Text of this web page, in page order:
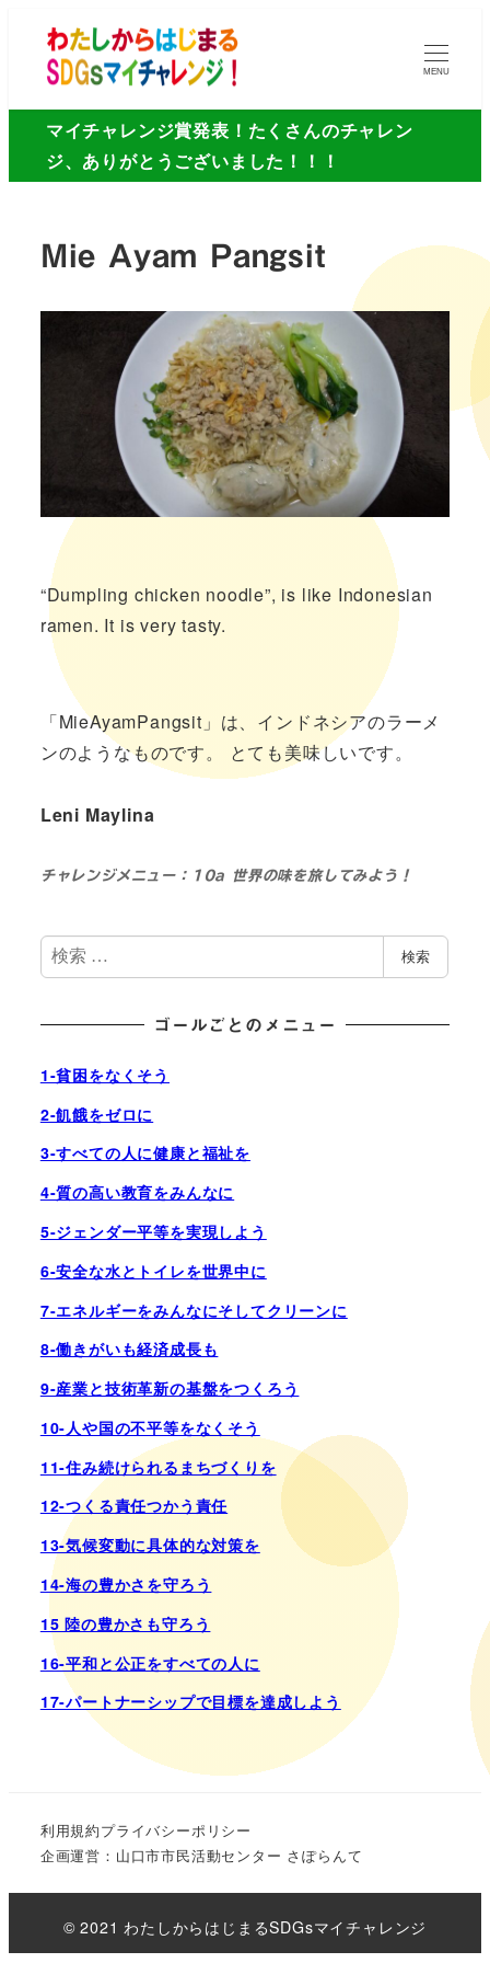
MENU
マイチャレンジ賞発表！たくさんのチャレン
ジ、ありがとうございました！！！
Mie Ayam Pangsit
“Dumpling chicken noodle”, is like Indonesian
ramen. It is very tasty.
「MieAyamPangsit」は、インドネシアのラーメ
ンのようなものです。
とても美味しいです。
Leni Maylina
チャレンジメニュー：10a 世界の味を旅してみよう！
検
索
検索
ゴールごとのメニュー
1-貧困をなくそう
2-飢餓をゼロに
3-すべての人に健康と福祉を
4-質の高い教育をみんなに
5-ジェンダー平等を実現しよう
6-安全な水とトイレを世界中に
7-エネルギーをみんなにそしてクリーンに
8-働きがいも経済成長も
9-産業と技術革新の基盤をつくろう
10-人や国の不平等をなくそう
11-住み続けられるまちづくりを
12-つくる責任つかう責任
13-気候変動に具体的な対策を
14-海の豊かさを守ろう
15 陸の豊かさも守ろう
16-平和と公正をすべての人に
17-パートナーシップで目標を達成しよう
利用規約プライバシーポリシー
企画運営：山口市市民活動センター さぽらんて
© 2021 わたしからはじまるSDGsマイチャレンジ